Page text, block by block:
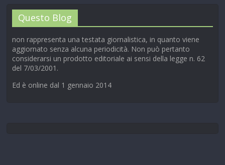
Questo Blog
non rappresenta una testata giornalistica, in quanto viene
aggiornato senza alcuna periodicità. Non può pertanto
considerarsi un prodotto editoriale ai sensi della legge n. 62
del 7/03/2001.
Ed è online dal 1 gennaio 2014